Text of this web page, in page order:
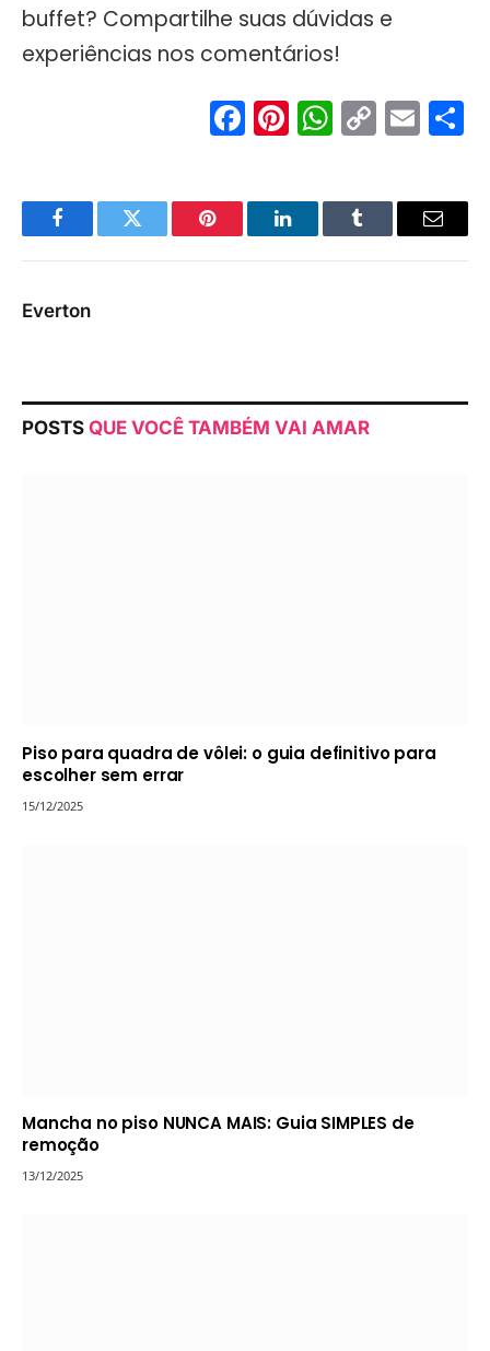
buffet? Compartilhe suas dúvidas e
experiências nos comentários!
Facebook
Pinterest
Copy
FacebookTwitter Pinterest LinkedInTumblr Email
Everton
POSTS QUE VOCÊ TAMBÉM VAI AMAR
Piso para quadra de vôlei: o guia definitivo para
escolher sem errar
15/12/2025
Mancha no piso NUNCA MAIS: Guia SIMPLES de
remoção
13/12/2025